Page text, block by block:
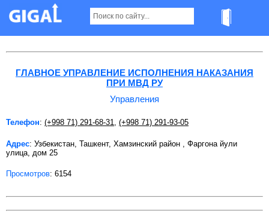
Управления в Ташкенте
ГЛАВНОЕ УПРАВЛЕНИЕ ИСПОЛНЕНИЯ НАКАЗАНИЯ
ПРИ МВД РУ
Управления
Телефон: (+998 71) 291-68-31 (+998 71) 291-93-05
Адрес: Узбекистан, Ташкент, Хамзинский район , Фаргона йули
улица, дом 25
Просмотров: 6154